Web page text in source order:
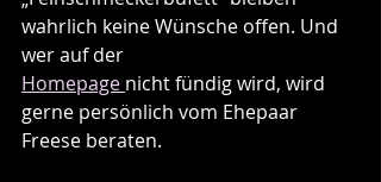
wahrlich keine Wünsche offen. Und
wer auf der
Homepage nicht fündig wird, wird
gerne persönlich vom Ehepaar
Freese beraten.